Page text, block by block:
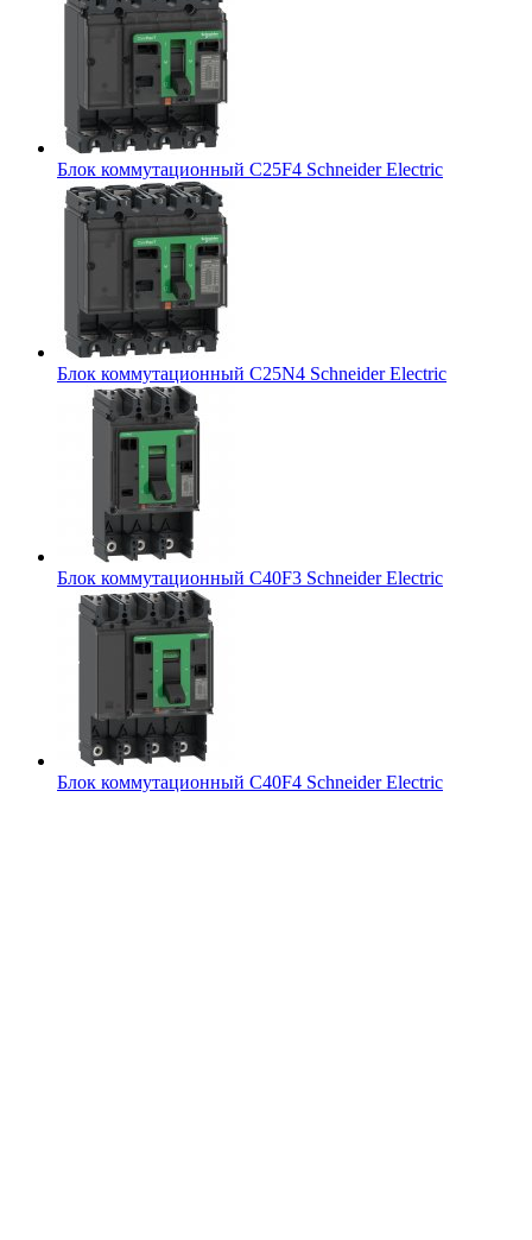
Блок коммутационный C25F4 Schneider Electric
Блок коммутационный C25N4 Schneider Electric
Блок коммутационный C40F3 Schneider Electric
Блок коммутационный C40F4 Schneider Electric